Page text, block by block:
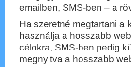
emailben, SMS-ben – a
Ha szeretné megtartani a
használja a hosszabb
célokra, SMS-ben pedig
megnyitva a hosszabb